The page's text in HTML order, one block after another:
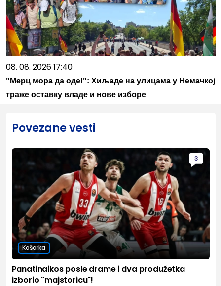
08. 08. 2026 17:40
"Мерц мора да оде!": Хиљаде на улицама у Немачкој
траже оставку владе и нове изборе
Povezane vesti
3
Košarka
Panatinaikos posle drame i dva produžetka
izborio "majstoricu"!